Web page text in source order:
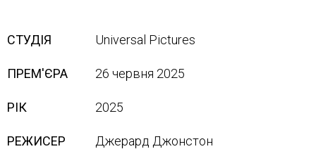
СТУДІЯ Universal Pictures
ПРЕМ'ЄРА 26 червня 2025
РІК 2025
РЕЖИСЕР Джерард Джонстон